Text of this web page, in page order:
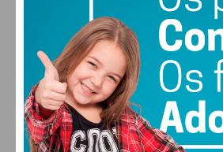
30°
SEX
28
SÁB
28
DOM